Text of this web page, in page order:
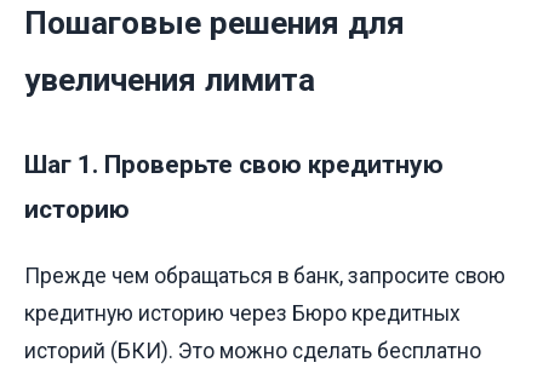
Пошаговые решения для
увеличения лимита
Шаг 1. Проверьте свою кредитную
историю
Прежде чем обращаться в банк, запросите свою
кредитную историю через Бюро кредитных
историй (БКИ). Это можно сделать бесплатно